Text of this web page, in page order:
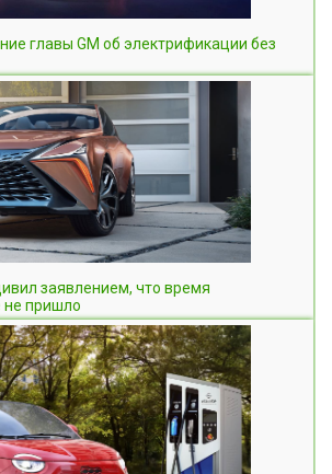
главы GM об электрификации без
заявлением, что время
не пришло